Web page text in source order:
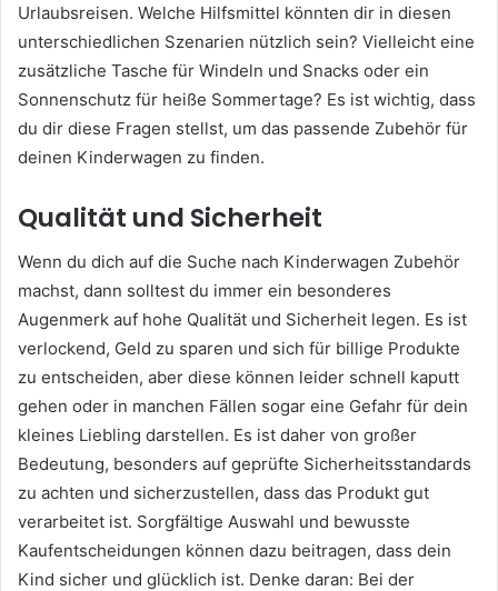
Urlaubsreisen. Welche Hilfsmittel könnten dir in diesen
unterschiedlichen Szenarien nützlich sein? Vielleicht eine
zusätzliche Tasche für Windeln und Snacks oder ein
Sonnenschutz für heiße Sommertage? Es ist wichtig, dass
du dir diese Fragen stellst, um das passende Zubehör für
deinen Kinderwagen zu finden.
Qualität und Sicherheit
Wenn du dich auf die Suche nach Kinderwagen Zubehör
machst, dann solltest du immer ein besonderes
Augenmerk auf hohe Qualität und Sicherheit legen. Es ist
verlockend, Geld zu sparen und sich für billige Produkte
zu entscheiden, aber diese können leider schnell kaputt
gehen oder in manchen Fällen sogar eine Gefahr für dein
kleines Liebling darstellen. Es ist daher von großer
Bedeutung, besonders auf geprüfte Sicherheitsstandards
zu achten und sicherzustellen, dass das Produkt gut
verarbeitet ist. Sorgfältige Auswahl und bewusste
Kaufentscheidungen können dazu beitragen, dass dein
Kind sicher und glücklich ist. Denke daran: Bei der